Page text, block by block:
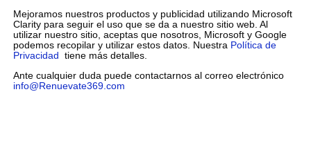
Mejoramos nuestros productos y publicidad utilizando Microsoft
Clarity para seguir el uso que se da a nuestro sitio web. Al
utilizar nuestro sitio, aceptas que nosotros, Microsoft y Google
podemos recopilar y utilizar estos datos. Nuestra Política de
Privacidad tiene más detalles.
Ante cualquier duda puede contactarnos al correo electrónico
info@Renuevate369.com